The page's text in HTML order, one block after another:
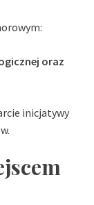
oraz
inicjatywy